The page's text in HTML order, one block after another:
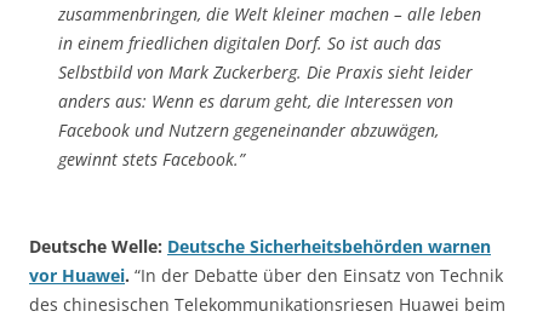
zusammenbringen, die Welt kleiner machen – alle leben
in einem friedlichen digitalen Dorf. So ist auch das
Selbstbild von Mark Zuckerberg. Die Praxis sieht leider
anders aus: Wenn es darum geht, die Interessen von
Facebook und Nutzern gegeneinander abzuwägen,
gewinnt stets Facebook.”
Deutsche Welle: Deutsche Sicherheitsbehörden warnen
vor Huawei. “In der Debatte über den Einsatz von Technik
des chinesischen Telekommunikationsriesen Huawei beim